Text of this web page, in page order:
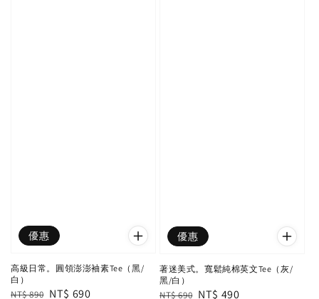
優惠
高級日常。圓領澎澎袖素Tee（黑/
白）
Regular
NT$ 890 Sale
NT$ 690
優惠
著迷美式。寬鬆純棉英文Tee（灰/
黑/白）
Regular
NT$ 690 Sale
NT$ 490